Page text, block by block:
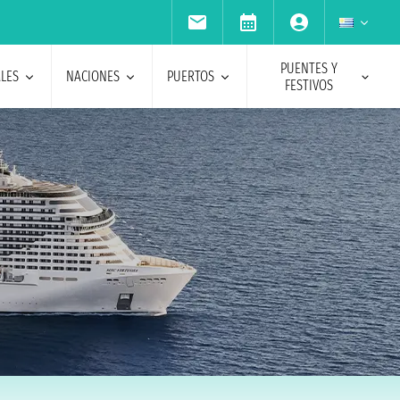
NACIONES PUERTOS
PUENTES Y
FESTIVOS